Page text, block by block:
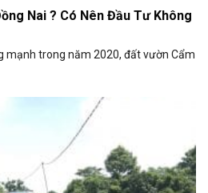
Nai ? Có Nên Đầu Tư Không
mạnh trong năm 2020, đất vườn Cẩm